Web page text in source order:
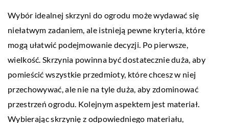
Wybór idealnej skrzyni do ogrodu może wydawać się
niełatwym zadaniem, ale istnieją pewne kryteria, które
mogą ułatwić podejmowanie decyzji. Po pierwsze,
wielkość. Skrzynia powinna być dostatecznie duża, aby
pomieścić wszystkie przedmioty, które chcesz w niej
przechowywać, ale nie na tyle duża, aby zdominować
przestrzeń ogrodu. Kolejnym aspektem jest materiał.
Wybierając skrzynię z odpowiedniego materiału,